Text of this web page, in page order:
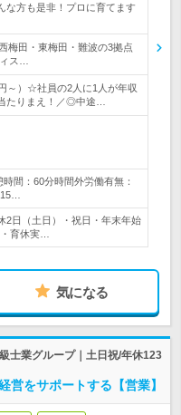
方も是非！プロに育てます
梅田・東梅田・難波の3拠点
ス…
～）☆社員の2人に1人が年収
たりまえ！／◎中途…
間：60分時間外労働有無：
2日（土日）・祝日・年末年始
育休実…
気になる
士業グループ｜土日祝/年休123
営をサポートする【営業】